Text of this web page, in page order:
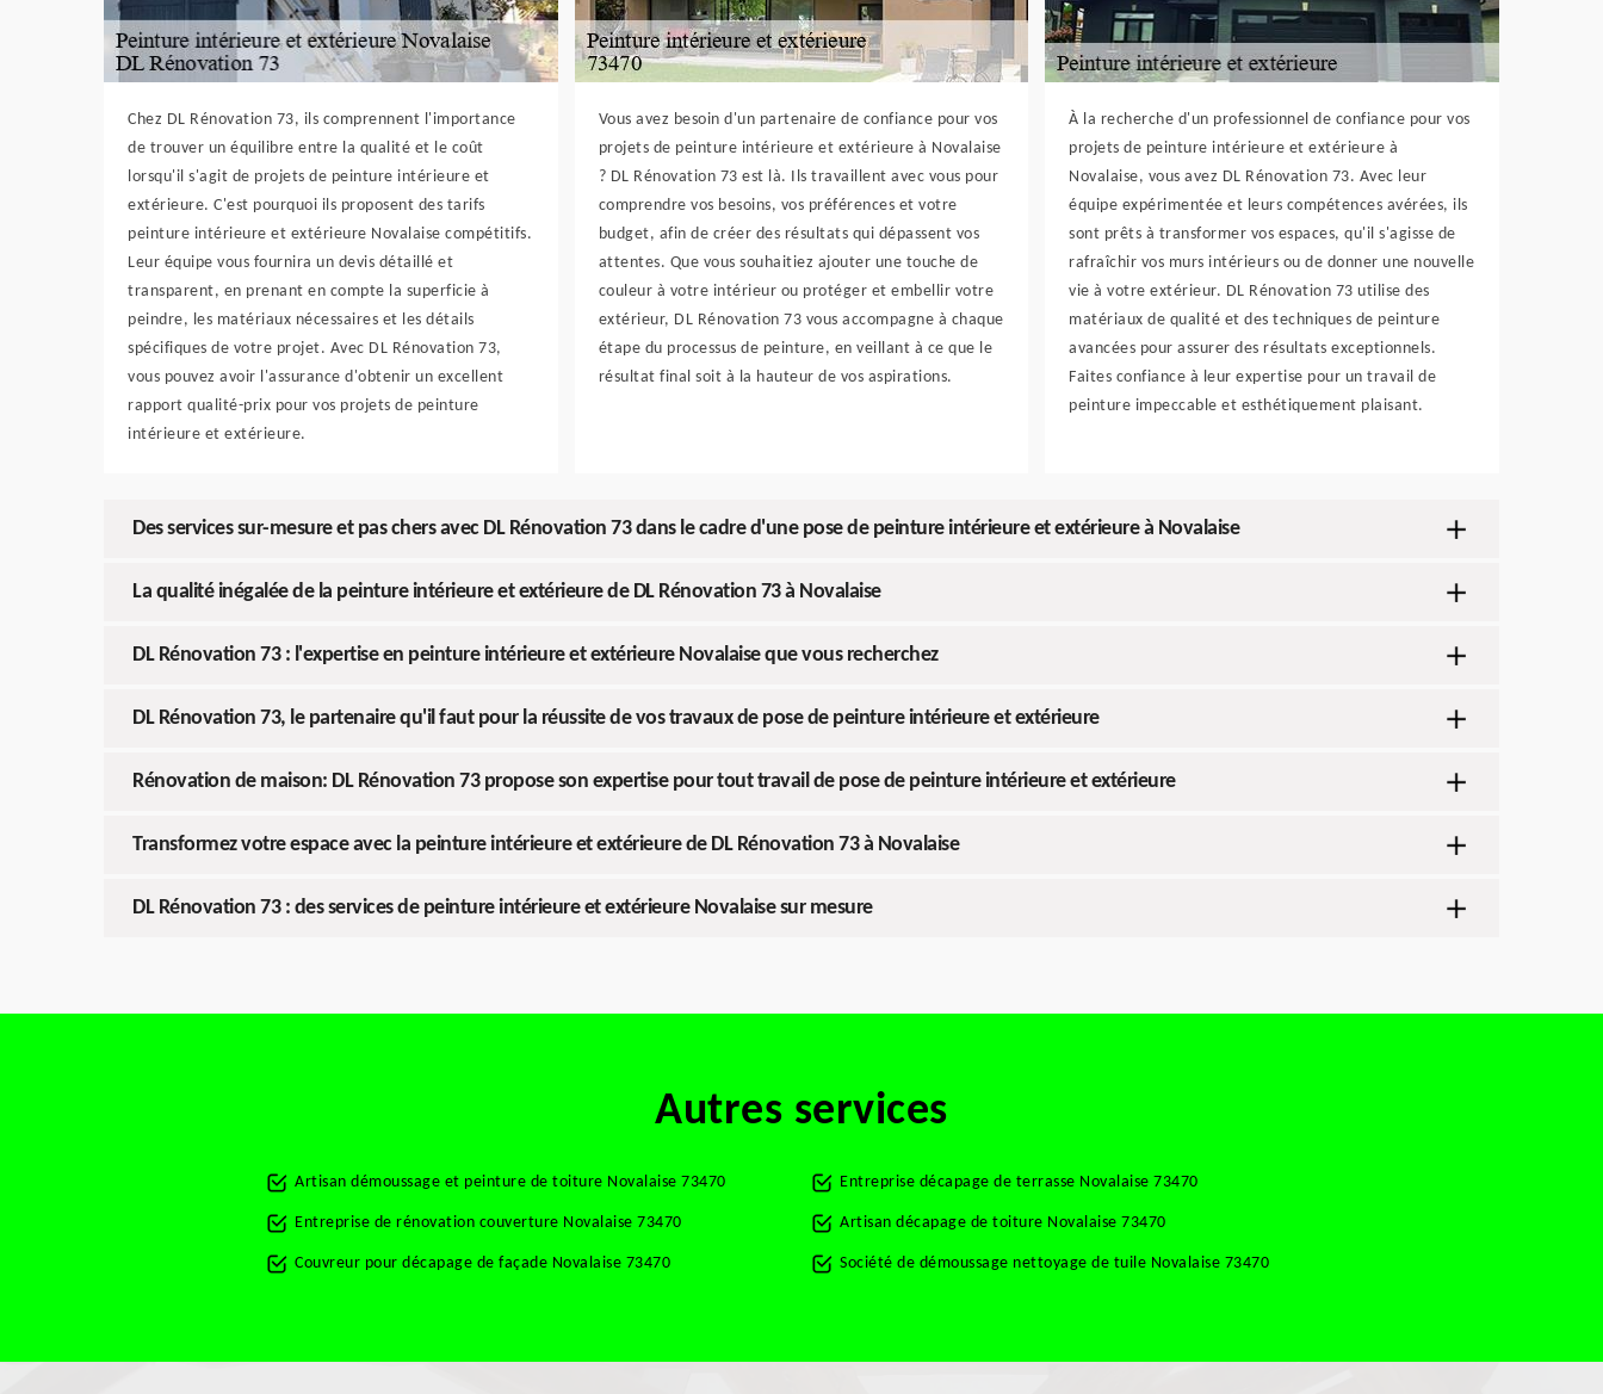
Chez DL Rénovation 73, ils comprennent l'importance
de trouver un équilibre entre la qualité et le coût
lorsqu'il s'agit de projets de peinture intérieure et
extérieure. C'est pourquoi ils proposent des tarifs
peinture intérieure et extérieure Novalaise compétitifs.
Leur équipe vous fournira un devis détaillé et
transparent, en prenant en compte la superficie à
peindre, les matériaux nécessaires et les détails
spécifiques de votre projet. Avec DL Rénovation 73,
vous pouvez avoir l'assurance d'obtenir un excellent
rapport qualité-prix pour vos projets de peinture
intérieure et extérieure.
Vous avez besoin d'un partenaire de confiance pour vos
projets de peinture intérieure et extérieure à Novalaise
? DL Rénovation 73 est là. Ils travaillent avec vous pour
comprendre vos besoins, vos préférences et votre
budget, afin de créer des résultats qui dépassent vos
attentes. Que vous souhaitiez ajouter une touche de
couleur à votre intérieur ou protéger et embellir votre
extérieur, DL Rénovation 73 vous accompagne à chaque
étape du processus de peinture, en veillant à ce que le
résultat final soit à la hauteur de vos aspirations.
À la recherche d'un professionnel de confiance pour vos
projets de peinture intérieure et extérieure à
Novalaise, vous avez DL Rénovation 73. Avec leur
équipe expérimentée et leurs compétences avérées, ils
sont prêts à transformer vos espaces, qu'il s'agisse de
rafraîchir vos murs intérieurs ou de donner une nouvelle
vie à votre extérieur. DL Rénovation 73 utilise des
matériaux de qualité et des techniques de peinture
avancées pour assurer des résultats exceptionnels.
Faites confiance à leur expertise pour un travail de
peinture impeccable et esthétiquement plaisant.
Des services sur-mesure et pas chers avec DL Rénovation 73 dans le cadre d'une pose de peinture intérieure et extérieure à Novalaise
La qualité inégalée de la peinture intérieure et extérieure de DL Rénovation 73 à Novalaise
DL Rénovation 73 : l'expertise en peinture intérieure et extérieure Novalaise que vous recherchez
DL Rénovation 73, le partenaire qu'il faut pour la réussite de vos travaux de pose de peinture intérieure et extérieure
Rénovation de maison: DL Rénovation 73 propose son expertise pour tout travail de pose de peinture intérieure et extérieure
Transformez votre espace avec la peinture intérieure et extérieure de DL Rénovation 73 à Novalaise
DL Rénovation 73 : des services de peinture intérieure et extérieure Novalaise sur mesure
Autres services
Artisan démoussage et peinture de toiture Novalaise 73470
Entreprise de rénovation couverture Novalaise 73470
Couvreur pour décapage de façade Novalaise 73470
Entreprise décapage de terrasse Novalaise 73470
Artisan décapage de toiture Novalaise 73470
Société de démoussage nettoyage de tuile Novalaise 73470